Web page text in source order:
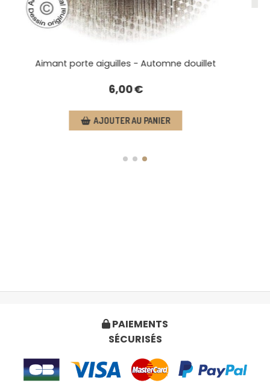
Aimant porte aiguilles - Automne
AJOUTER AU PANIER
 PAIEMENTS
SÉCURISÉS